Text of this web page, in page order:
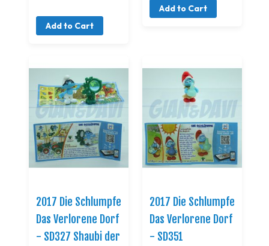
Add to Cart
Add to Cart
2017 Die Schlumpfe
Das Verlorene Dorf
- SD327 Shaubi der
2017 Die Schlumpfe
Das Verlorene Dorf
- SD351